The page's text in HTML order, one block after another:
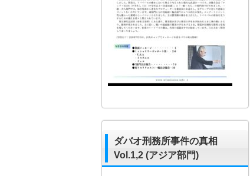
ダバオ刑務所事件の真相
Vol.1,2 (アジア部門)